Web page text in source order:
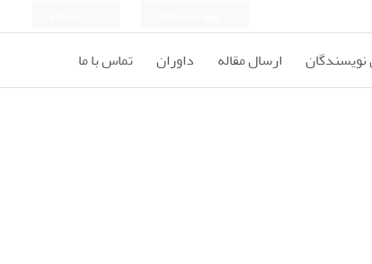
نویسندگان ارسال مقاله داوران تماس با ما